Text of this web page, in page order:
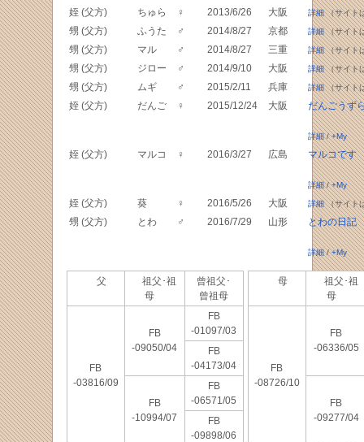
姪 (父方) ちゅら ♀ 2013/6/26 大阪 詳細（サイト
甥 (父方) ふうた ♂ 2014/8/27 京都 詳細（サイト
甥 (父方) マル ♂ 2014/8/27 三重 詳細（サイト
甥 (父方) ジロー ♂ 2014/9/10 大阪 詳細（サイト
甥 (父方) ムギ ♂ 2015/2/11 兵庫 詳細（サイト
姪 (父方) だんご ♀ 2015/12/24 大阪 だんごうず
詳細/+My
姪 (父方) マルコ ♀ 2016/3/27 広島 マルコです
詳細/+My
姪 (父方) 葵 ♀ 2016/5/26 大阪 詳細（サイト
甥 (父方) とわ ♂ 2016/7/29 山形 とわの日記
詳細/+My
父
祖父･祖
母
曾祖父･
曾祖母
FB
-03816/09
FB
-09050/04
FB
-01097/03
FB
-04173/04
FB
-10994/07
FB
-06571/05
FB
-09898/06
母
祖父･祖
母
FB
-08726/10
FB
-06336/05
FB
-09277/04